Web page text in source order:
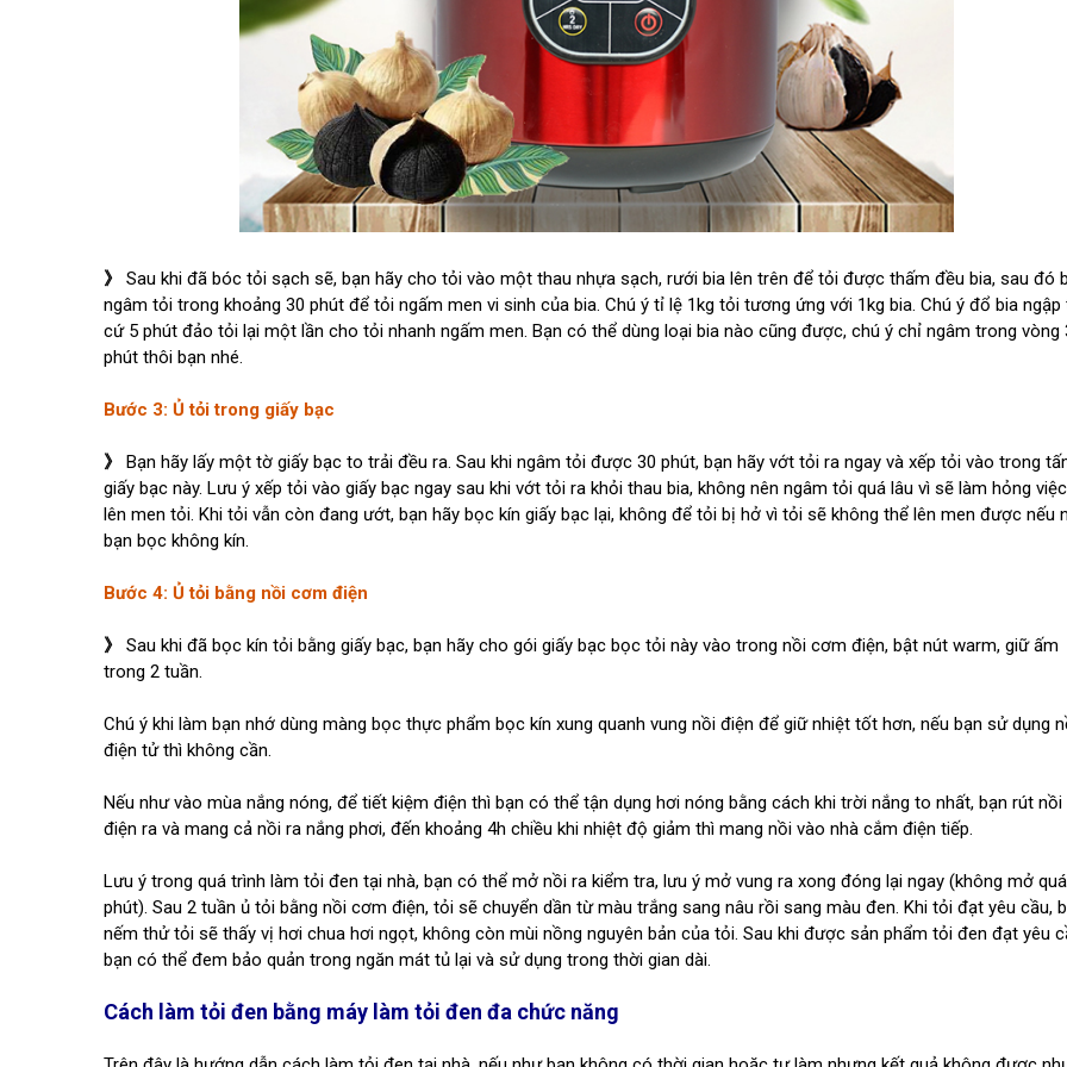
》 Sau khi đã bóc tỏi sạch sẽ, bạn hãy cho tỏi vào một thau nhựa sạch, rưới bia lên trên để tỏi được thấm đều bia, sau đó
ngâm tỏi trong khoảng 30 phút để tỏi ngấm men vi sinh của bia. Chú ý tỉ lệ 1kg tỏi tương ứng với 1kg bia. Chú ý đổ bia ngập
cứ 5 phút đảo tỏi lại một lần cho tỏi nhanh ngấm men. Bạn có thể dùng loại bia nào cũng được, chú ý chỉ ngâm trong vòng
phút thôi bạn nhé.
Bước 3: Ủ tỏi trong giấy bạc
》 Bạn hãy lấy một tờ giấy bạc to trải đều ra. Sau khi ngâm tỏi được 30 phút, bạn hãy vớt tỏi ra ngay và xếp tỏi vào trong
giấy bạc này. Lưu ý xếp tỏi vào giấy bạc ngay sau khi vớt tỏi ra khỏi thau bia, không nên ngâm tỏi quá lâu vì sẽ làm hỏng việc
lên men tỏi. Khi tỏi vẫn còn đang ướt, bạn hãy bọc kín giấy bạc lại, không để tỏi bị hở vì tỏi sẽ không thể lên men được nếu
bạn bọc không kín.
Bước 4: Ủ tỏi bằng nồi cơm điện
》 Sau khi đã bọc kín tỏi bằng giấy bạc, bạn hãy cho gói giấy bạc bọc tỏi này vào trong nồi cơm điện, bật nút warm, giữ ấm
trong 2 tuần.
Chú ý khi làm bạn nhớ dùng màng bọc thực phẩm bọc kín xung quanh vung nồi điện để giữ nhiệt tốt hơn, nếu bạn sử dụng
điện tử thì không cần.
Nếu như vào mùa nắng nóng, để tiết kiệm điện thì bạn có thể tận dụng hơi nóng bằng cách khi trời nắng to nhất, bạn rút nồi
điện ra và mang cả nồi ra nắng phơi, đến khoảng 4h chiều khi nhiệt độ giảm thì mang nồi vào nhà cắm điện tiếp.
Lưu ý trong quá trình làm tỏi đen tại nhà, bạn có thể mở nồi ra kiểm tra, lưu ý mở vung ra xong đóng lại ngay (không mở
phút). Sau 2 tuần ủ tỏi bằng nồi cơm điện, tỏi sẽ chuyển dần từ màu trắng sang nâu rồi sang màu đen. Khi tỏi đạt yêu cầu,
nếm thử tỏi sẽ thấy vị hơi chua hơi ngọt, không còn mùi nồng nguyên bản của tỏi. Sau khi được sản phẩm tỏi đen đạt yêu
bạn có thể đem bảo quản trong ngăn mát tủ lại và sử dụng trong thời gian dài.
Cách làm tỏi đen bằng máy làm tỏi đen đa chức năng